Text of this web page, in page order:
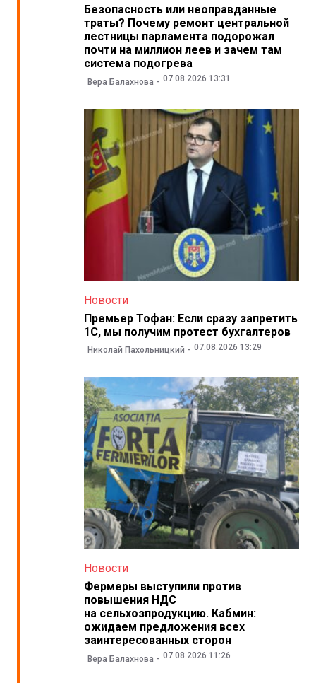
Безопасность или неоправданные
траты? Почему ремонт центральной
лестницы парламента подорожал
почти на миллион леев и зачем там
система подогрева
Вера Балахнова 07.08.2026 13:31
Новости
Премьер Тофан: Если сразу запретить
1С, мы получим протест бухгалтеров
Николай Пахольницкий 07.08.2026 13:29
Новости
Фермеры выступили против
повышения НДС
на сельхозпродукцию. Кабмин:
ожидаем предложения всех
заинтересованных сторон
Вера Балахнова 07.08.2026 11:26